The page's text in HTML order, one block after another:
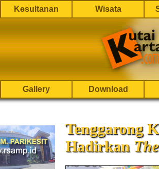
Kesultanan Wisata
Gallery Download
Tenggarong
Hadirkan